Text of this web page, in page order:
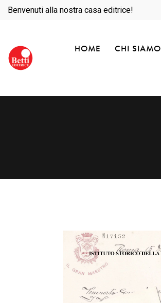
Benvenuti alla nostra casa editrice!
HOME CHI SIAMO